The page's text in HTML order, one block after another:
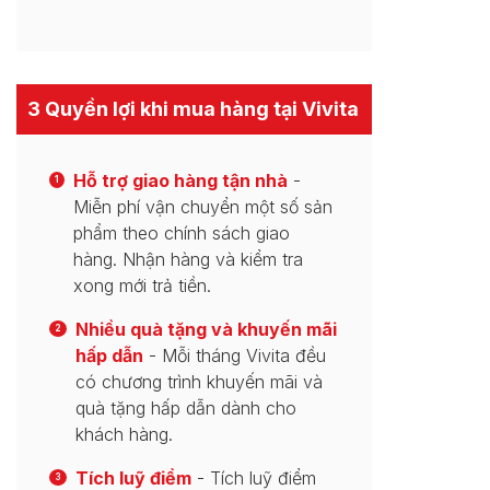
3 Quyền lợi khi mua hàng tại Vivita
1 Hỗ trợ giao hàng tận nhà -
Miễn phí vận chuyển một số sản
phẩm theo chính sách giao
hàng. Nhận hàng và kiểm tra
xong mới trả tiền.
2
Nhiều quà tặng và khuyến mãi
hấp dẫn - Mỗi tháng Vivita đều
có chương trình khuyến mãi và
quà tặng hấp dẫn dành cho
khách hàng.
3 Tích luỹ điểm - Tích luỹ điểm